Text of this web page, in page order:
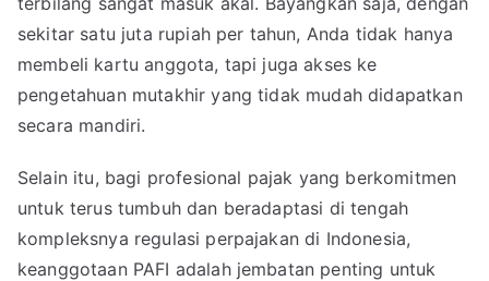
sekitar satu juta rupiah per tahun, Anda tidak hanya
membeli kartu anggota, tapi juga akses ke
pengetahuan mutakhir yang tidak mudah didapatkan
secara mandiri.
Selain itu, bagi profesional pajak yang berkomitmen
untuk terus tumbuh dan beradaptasi di tengah
kompleksnya regulasi perpajakan di Indonesia,
keanggotaan PAFI adalah jembatan penting untuk